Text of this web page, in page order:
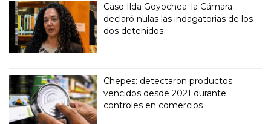
Caso Ilda Goyochea: la Cámara
declaró nulas las indagatorias de los
dos detenidos
Chepes: detectaron productos
vencidos desde 2021 durante
controles en comercios